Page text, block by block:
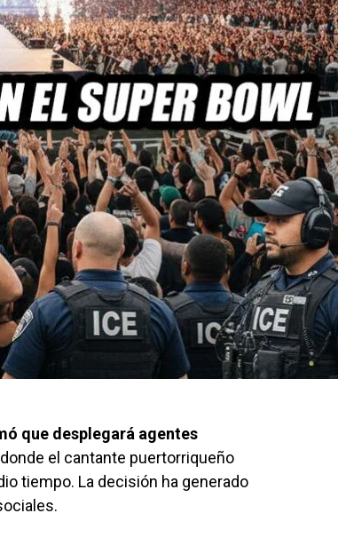
que desplegará agentes
donde el cantante puertorriqueño
tiempo. La decisión ha generado